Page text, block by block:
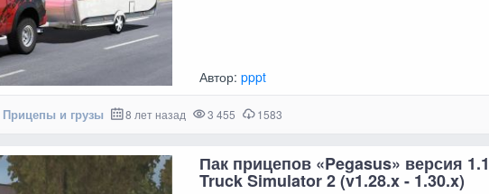
Автор:pppt
Прицепы и грузы 8 лет назад 3 455 1583
Пак прицепов «Pegasus» версия
Truck Simulator 2 (v1.28.x - 1.30.x)